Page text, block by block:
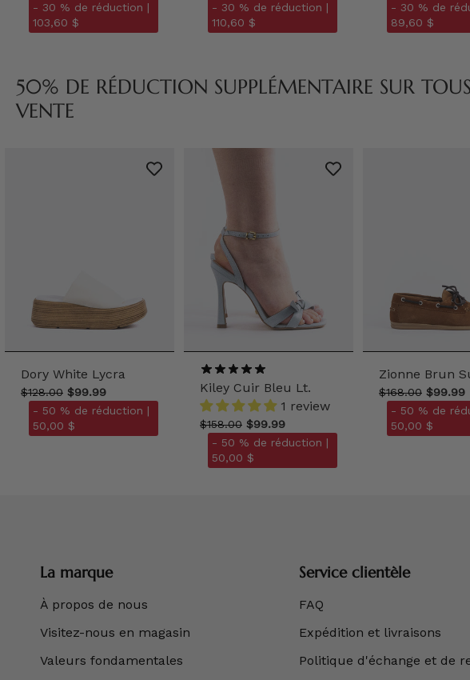
- 30 % de réduction |
103,60 $
- 30 % de réduction |
110,60 $
- 30 % de
89,60 $
50% DE RÉDUCTION SUPPLÉMENTAIRE SUR
VENTE
Dory White Lycra
$128.00 $99.99
- 50 % de réduction |
50,00 $
Kiley Cuir Bleu Lt.
1 review
$158.00 $99.99
- 50 % de réduction |
50,00 $
Zionne Brun
$168.00 $99.99
- 50 % de
50,00 $
La marque
À propos de nous
Visitez-nous en magasin
Valeurs fondamentales
Service clientèle
FAQ
Expédition et livraisons
Politique d'échange et de